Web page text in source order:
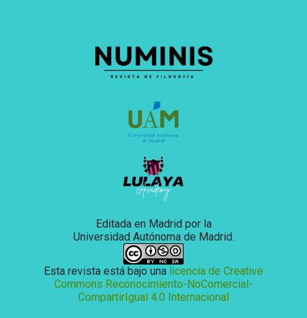
Editada en Madrid por la
Universidad Autónoma de Madrid.
Esta revista está bajo una licencia de Creative
Commons Reconocimiento-NoComercial-
CompartirIgual 4.0 Internacional